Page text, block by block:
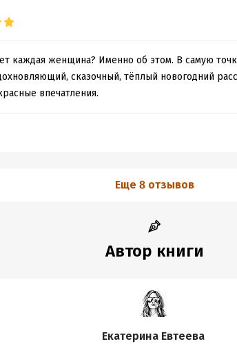
каждая женщина? Именно об этом. В самую
сказочный, тёплый новогодний
впечатления.
Еще 8 отзывов
Автор книги
Екатерина Евтеева